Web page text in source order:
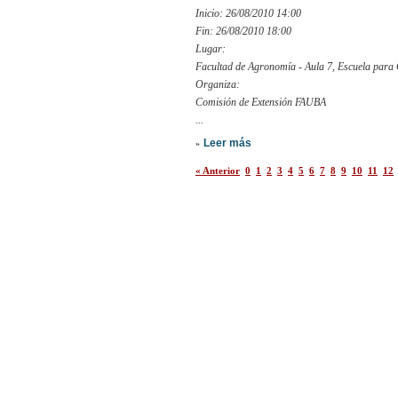
Inicio: 26/08/2010 14:00
Fin: 26/08/2010 18:00
Lugar:
Facultad de Agronomía - Aula 7, Escuela
Organiza:
Comisión de Extensión FAUBA
...
» Leer más
« Anterior 0 1 2 3 4 5 6 7 8 9 10 11 12